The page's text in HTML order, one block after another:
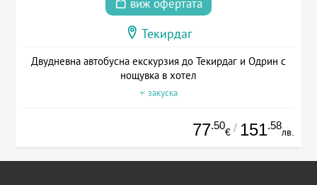
виж офертата
Текирдаг
Двудневна автобусна екскурзия до Текирдаг и Одрин с
нощувка в хотел
+ закуска
77.50
€ / 151.58
лв.